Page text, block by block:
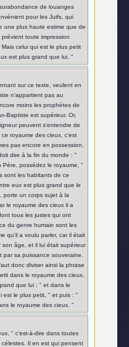
de louanges
pour les Juifs, qui
une plus haute estime que de
toute impression
celui qui est le plus petit
est plus grand que lui. "
sur ce texte, veulent en
n'appartient pas au
moins les prophètes de
Baptiste est supérieur. Or,
peuvent s'entendre de
royaume des cieux, c'est
pas encore en possession,
dire à la fin du monde : "
Père, possédez le royaume, "
sont les habitants de ce
eux est plus grand que le
porte un corps sujet à la
le royaume des cieux il a
tous les justes qui ont
du genre humain sont les
qu'il a voulu parler, car il était
âge, et il lui était supérieur
sa puissance souveraine.
donc diviser ainsi la phrase
dans le royaume des cieux,
que lui ; " et dans le
est le plus petit, " et puis : "
le royaume des cieux. "
" c'est-à-dire dans toutes
célestes. Il en est qui pensent